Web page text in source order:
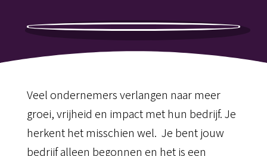
Veel ondernemers verlangen naar meer
groei, vrijheid en impact met hun bedrijf. Je
herkent het misschien wel. Je bent jouw
bedrijf alleen begonnen en het is een